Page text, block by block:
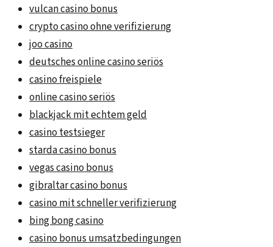
vulcan casino bonus
crypto casino ohne verifizierung
joo casino
deutsches online casino seriös
casino freispiele
online casino seriös
blackjack mit echtem geld
casino testsieger
starda casino bonus
vegas casino bonus
gibraltar casino bonus
casino mit schneller verifizierung
bing bong casino
casino bonus umsatzbedingungen